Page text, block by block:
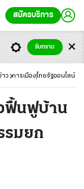
สมัครบริการ
าว การเมือง ไทยรัฐออนไลน์
ฟื้นฟูบ้าน
รมยก
รับทราบ